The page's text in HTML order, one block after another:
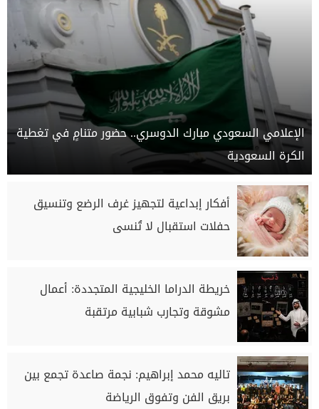
الإعلامي السعودي مبارك الدوسري.. حضور متنامٍ في تغطية
الكرة السعودية
أفكار إبداعية لتجهيز غرف الرضع وتنسيق
حفلات استقبال لا تُنسى
خريطة الدراما الخليجية المتجددة: أعمال
مشوقة وتجارب شبابية مرتقبة
تاليه محمد إبراهيم: نجمة صاعدة تجمع بين
بريق الفن وتفوق الرياضة